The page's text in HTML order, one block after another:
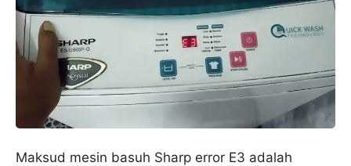
Maksud mesin basuh Sharp error E3 adalah